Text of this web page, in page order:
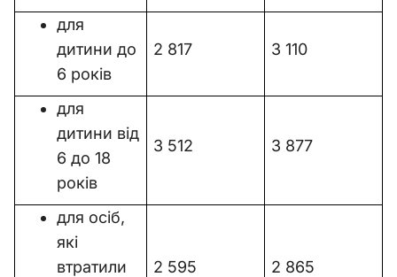
для
дитини до
6 років
2 817 3 110
для
дитини від
6 до 18
років
3 512 3 877
для осіб,
які
втратили
2 595 2 865